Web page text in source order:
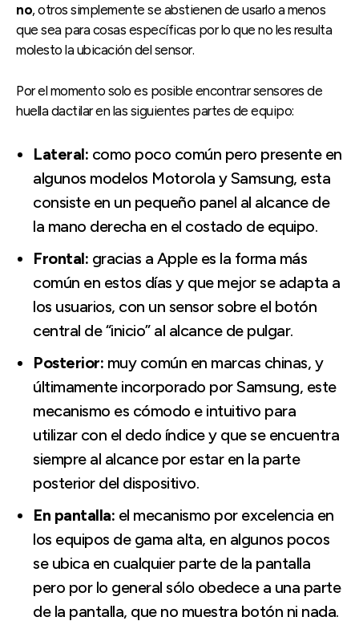
no, otros simplemente se abstienen de usarlo a menos
que sea para cosas específicas por lo que no les resulta
molesto la ubicación del sensor.
Por el momento solo es posible encontrar sensores de
huella dactilar en las siguientes partes de equipo:
Lateral: como poco común pero presente en
algunos modelos Motorola y Samsung, esta
consiste en un pequeño panel al alcance de
la mano derecha en el costado de equipo.
Frontal: gracias a Apple es la forma más
común en estos días y que mejor se adapta a
los usuarios, con un sensor sobre el botón
central de “inicio” al alcance de pulgar.
Posterior: muy común en marcas chinas, y
últimamente incorporado por Samsung, este
mecanismo es cómodo e intuitivo para
utilizar con el dedo índice y que se encuentra
siempre al alcance por estar en la parte
posterior del dispositivo.
En pantalla: el mecanismo por excelencia en
los equipos de gama alta, en algunos pocos
se ubica en cualquier parte de la pantalla
pero por lo general sólo obedece a una parte
de la pantalla, que no muestra botón ni nada.